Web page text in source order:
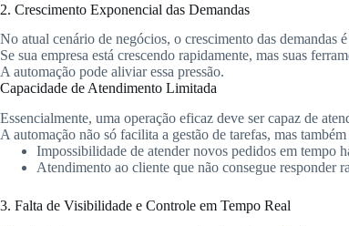
2. Crescimento Exponencial das Demandas
No atual cenário de negócios, o crescimento das demandas
Se sua empresa está crescendo rapidamente, mas suas
A automação pode aliviar essa pressão.
Capacidade de Atendimento Limitada
Essencialmente, uma operação eficaz deve ser capaz de
A automação não só facilita a gestão de tarefas, mas
Impossibilidade de atender novos pedidos em tempo
Atendimento ao cliente que não consegue responder
3. Falta de Visibilidade e Controle em Tempo Real